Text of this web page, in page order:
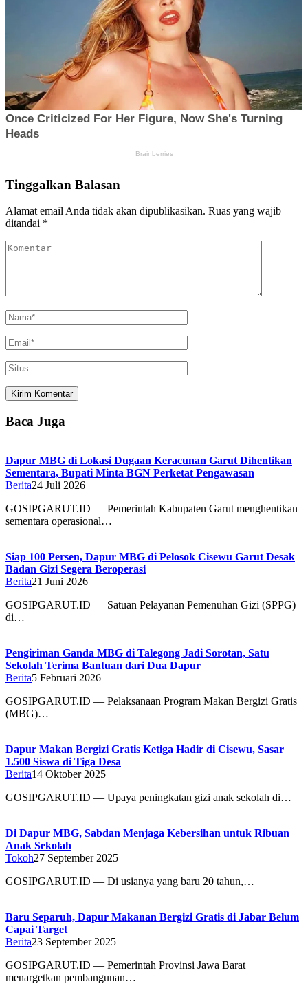
Tinggalkan Balasan
Alamat email Anda tidak akan dipublikasikan. Ruas yang wajib
ditandai *
Baca Juga
Dapur MBG di Lokasi Dugaan Keracunan Garut Dihentikan
Sementara, Bupati Minta BGN Perketat Pengawasan
Berita24 Juli 2026
GOSIPGARUT.ID — Pemerintah Kabupaten Garut menghentikan
sementara operasional…
Siap 100 Persen, Dapur MBG di Pelosok Cisewu Garut Desak
Badan Gizi Segera Beroperasi
Berita21 Juni 2026
GOSIPGARUT.ID — Satuan Pelayanan Pemenuhan Gizi (SPPG)
di…
Pengiriman Ganda MBG di Talegong Jadi Sorotan, Satu
Sekolah Terima Bantuan dari Dua Dapur
Berita5 Februari 2026
GOSIPGARUT.ID — Pelaksanaan Program Makan Bergizi Gratis
(MBG)…
Dapur Makan Bergizi Gratis Ketiga Hadir di Cisewu, Sasar
1.500 Siswa di Tiga Desa
Berita14 Oktober 2025
GOSIPGARUT.ID — Upaya peningkatan gizi anak sekolah di…
Di Dapur MBG, Sabdan Menjaga Kebersihan untuk Ribuan
Anak Sekolah
Tokoh27 September 2025
GOSIPGARUT.ID — Di usianya yang baru 20 tahun,…
Baru Separuh, Dapur Makanan Bergizi Gratis di Jabar Belum
Capai Target
Berita23 September 2025
GOSIPGARUT.ID — Pemerintah Provinsi Jawa Barat
menargetkan pembangunan…